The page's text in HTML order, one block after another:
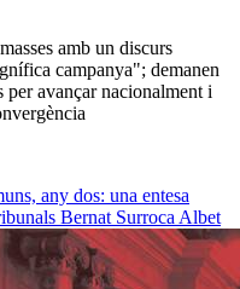
amb un discurs
campanya"; demanen
per avançar nacionalment i
any dos: una entesa
Bernat Surroca Albet